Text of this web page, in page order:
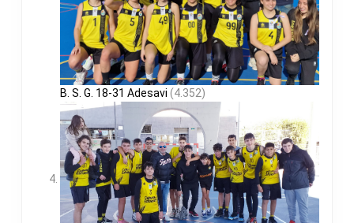
B. S. G. 18-31 Adesavi (4.352)